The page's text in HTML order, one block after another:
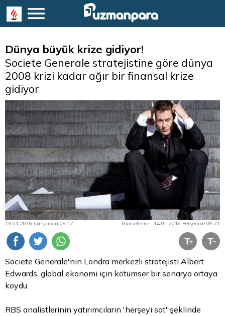
Dünya büyük krize gidiyor!
Societe Generale stratejistine göre dünya
2008 krizi kadar ağır bir finansal krize
gidiyor
13.01.2016 Çarşamba 09:17 Güncelleme : 14.01.2016 Perşembe 09:21
Societe Generale'nin Londra merkezli stratejisti Albert
Edwards, global ekonomi için kötümser bir senaryo ortaya
koydu.
RBS analistlerinin yatırımcıların 'herşeyi sat' şeklinde